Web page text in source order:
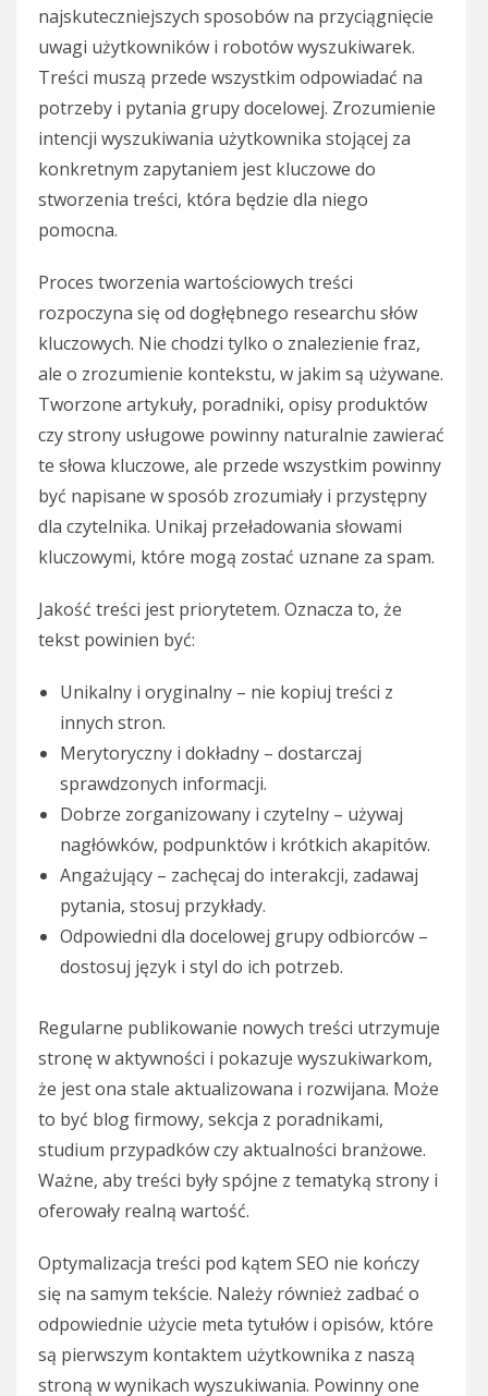
najskuteczniejszych sposobów na przyciągnięcie
uwagi użytkowników i robotów wyszukiwarek.
Treści muszą przede wszystkim odpowiadać na
potrzeby i pytania grupy docelowej. Zrozumienie
intencji wyszukiwania użytkownika stojącej za
konkretnym zapytaniem jest kluczowe do
stworzenia treści, która będzie dla niego
pomocna.
Proces tworzenia wartościowych treści
rozpoczyna się od dogłębnego researchu słów
kluczowych. Nie chodzi tylko o znalezienie fraz,
ale o zrozumienie kontekstu, w jakim są używane.
Tworzone artykuły, poradniki, opisy produktów
czy strony usługowe powinny naturalnie zawierać
te słowa kluczowe, ale przede wszystkim powinny
być napisane w sposób zrozumiały i przystępny
dla czytelnika. Unikaj przeładowania słowami
kluczowymi, które mogą zostać uznane za spam.
Jakość treści jest priorytetem. Oznacza to, że
tekst powinien być:
Unikalny i oryginalny – nie kopiuj treści z
innych stron.
Merytoryczny i dokładny – dostarczaj
sprawdzonych informacji.
Dobrze zorganizowany i czytelny – używaj
nagłówków, podpunktów i krótkich akapitów.
Angażujący – zachęcaj do interakcji, zadawaj
pytania, stosuj przykłady.
Odpowiedni dla docelowej grupy odbiorców –
dostosuj język i styl do ich potrzeb.
Regularne publikowanie nowych treści utrzymuje
stronę w aktywności i pokazuje wyszukiwarkom,
że jest ona stale aktualizowana i rozwijana. Może
to być blog firmowy, sekcja z poradnikami,
studium przypadków czy aktualności branżowe.
Ważne, aby treści były spójne z tematyką strony i
oferowały realną wartość.
Optymalizacja treści pod kątem SEO nie kończy
się na samym tekście. Należy również zadbać o
odpowiednie użycie meta tytułów i opisów, które
są pierwszym kontaktem użytkownika z naszą
stroną w wynikach wyszukiwania. Powinny one